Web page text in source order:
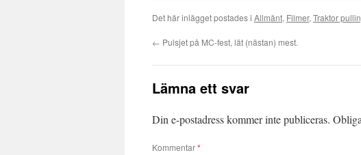
Det här inlägget postades i Allmänt, Filmer, Traktor
← Pulsjet på MC-fest, lät (nästan) mest.
Lämna ett svar
Din e-postadress kommer inte publiceras.
Kommentar*